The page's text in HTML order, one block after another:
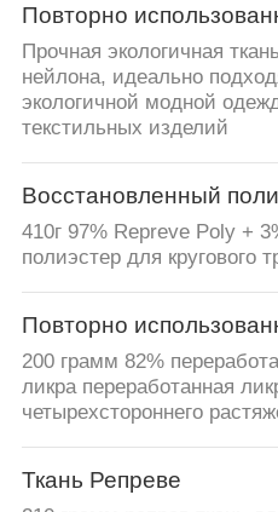
Повторно
Прочная экологичная
нейлона, идеально
экологичной модной
текстильных изделий
Восстановленный
410г 97% Repreve Poly +
полиэстер для кругового
Повторно
200 грамм 82%
ликра переработанная
четырехстороннего
Ткань Репреве